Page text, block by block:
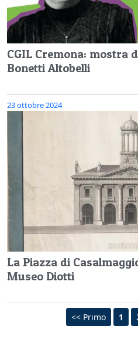
CGIL Cremona: mostra
Bonetti Altobelli
23 ottobre 2024
La Piazza di
Museo Diotti
<< Primo 1